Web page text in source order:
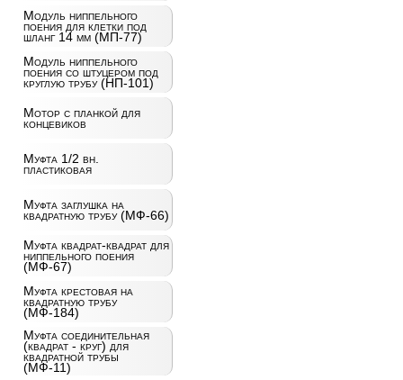
Модуль ниппельного
поения для клетки под
шланг 14 мм (МП-77)
Модуль ниппельного
поения со штуцером под
круглую трубу (НП-101)
Мотор с планкой для
концевиков
Муфта 1/2 вн.
пластиковая
Муфта заглушка на
квадратную трубу (МФ-66)
Муфта квадрат-квадрат для
ниппельного поения
(МФ-67)
Муфта крестовая на
квадратную трубу
(МФ-184)
Муфта соединительная
(квадрат - круг) для
квадратной трубы
(МФ-11)